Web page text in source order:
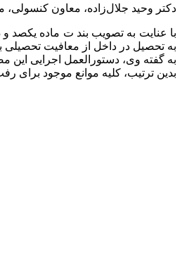
دکتر وحید جلال‌زاده، معاون کنسولی،
با عنایت به تصویب بند ت ماده یکصد و
به تحصیل در داخل از معافیت تحصیلی
به گفته وی، دستورالعمل اجرایی
بدین ترتیب، کلیه موانع موجود